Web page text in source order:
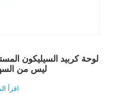
لوحة كربيد السيليكون
ليس من
اقرأ